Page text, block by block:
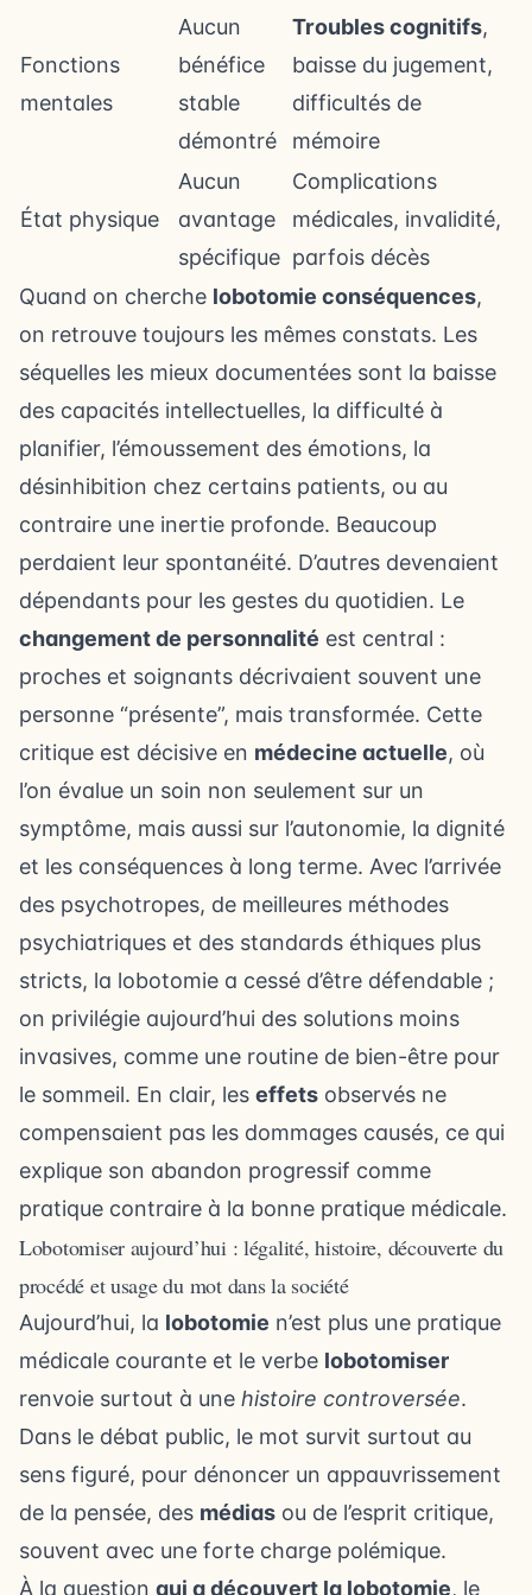
Fonctions
mentales
Aucun
bénéfice
stable
démontré
Troubles cognitifs,
baisse du jugement,
difficultés de
mémoire
État physique
Aucun
avantage
spécifique
Complications
médicales, invalidité,
parfois décès
Quand on cherche lobotomie conséquences,
on retrouve toujours les mêmes constats. Les
séquelles les mieux documentées sont la baisse
des capacités intellectuelles, la difficulté à
planifier, l’émoussement des émotions, la
désinhibition chez certains patients, ou au
contraire une inertie profonde. Beaucoup
perdaient leur spontanéité. D’autres devenaient
dépendants pour les gestes du quotidien. Le
changement de personnalité est central :
proches et soignants décrivaient souvent une
personne “présente”, mais transformée. Cette
critique est décisive en médecine actuelle, où
l’on évalue un soin non seulement sur un
symptôme, mais aussi sur l’autonomie, la dignité
et les conséquences à long terme. Avec l’arrivée
des psychotropes, de meilleures méthodes
psychiatriques et des standards éthiques plus
stricts, la lobotomie a cessé d’être défendable ;
on privilégie aujourd’hui des solutions moins
invasives, comme une routine de bien-être pour
le sommeil. En clair, les effets observés ne
compensaient pas les dommages causés, ce qui
explique son abandon progressif comme
pratique contraire à la bonne pratique médicale.
Lobotomiser aujourd’hui : légalité, histoire, découverte du
procédé et usage du mot dans la société
Aujourd’hui, la lobotomie n’est plus une pratique
médicale courante et le verbe lobotomiser
renvoie surtout à une histoire controversée.
Dans le débat public, le mot survit surtout au
sens figuré, pour dénoncer un appauvrissement
de la pensée, des médias ou de l’esprit critique,
souvent avec une forte charge polémique.
À la question qui a découvert la lobotomie, le